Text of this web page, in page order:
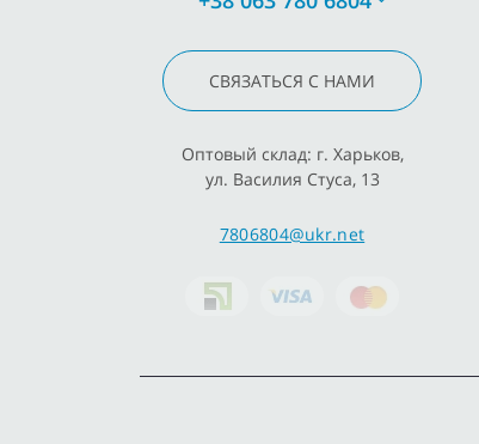
СВЯЗАТЬСЯ С НАМИ
Оптовый склад: г. Харьков,
ул. Василия Стуса, 13
7806804@ukr.net